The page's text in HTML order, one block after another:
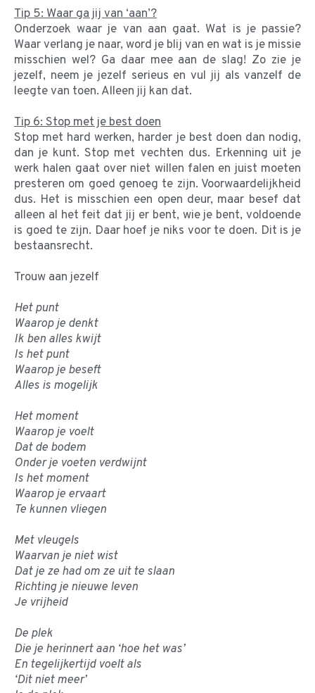
Tip 5: Waar ga jij van ‘aan’?
Onderzoek waar je van aan gaat. Wat is je passie?
Waar verlang je naar, word je blij van en wat is je missie
misschien wel? Ga daar mee aan de slag! Zo zie je
jezelf, neem je jezelf serieus en vul jij als vanzelf de
leegte van toen. Alleen jij kan dat.
Tip 6: Stop met je best doen
Stop met hard werken, harder je best doen dan nodig,
dan je kunt. Stop met vechten dus. Erkenning uit je
werk halen gaat over niet willen falen en juist moeten
presteren om goed genoeg te zijn. Voorwaardelijkheid
dus. Het is misschien een open deur, maar besef dat
alleen al het feit dat jij er bent, wie je bent, voldoende
is goed te zijn. Daar hoef je niks voor te doen. Dit is je
bestaansrecht.
Trouw aan jezelf
Het punt
Waarop je denkt
Ik ben alles kwijt
Is het punt
Waarop je beseft
Alles is mogelijk
Het moment
Waarop je voelt
Dat de bodem
Onder je voeten verdwijnt
Is het moment
Waarop je ervaart
Te kunnen vliegen
Met vleugels
Waarvan je niet wist
Dat je ze had om ze uit te slaan
Richting je nieuwe leven
Je vrijheid
De plek
Die je herinnert aan ‘hoe het was’
En tegelijkertijd voelt als
‘Dit niet meer’